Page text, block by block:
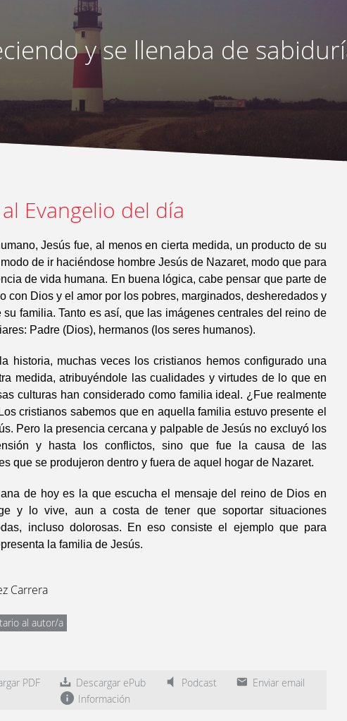
y se llenaba de
Evangelio del día
Jesús fue, al menos en cierta medida, un producto de su
de ir haciéndose hombre Jesús de Nazaret, modo que para
de vida humana. En buena lógica, cabe pensar que parte de
con Dios y el amor por los pobres, marginados, desheredados y
familia. Tanto es así, que las imágenes centrales del reino de
Padre (Dios), hermanos (los seres humanos).
muchas veces los cristianos hemos configurado una
medida, atribuyéndole las cualidades y virtudes de lo que en
culturas han considerado como familia ideal. ¿Fue realmente
cristianos sabemos que en aquella familia estuvo presente el
Pero la presencia cercana y palpable de Jesús no excluyó los
y hasta los conflictos, sino que fue la causa de las
que se produjeron dentro y fuera de aquel hogar de Nazaret.
hoy es la que escucha el mensaje del reino de Dios en
y lo vive, aun a costa de tener que soportar situaciones
incluso dolorosas. En eso consiste el ejemplo que para
la familia de Jesús.
Carrera
al autor/a
PDF Descargar ePub Podcast
Enviar email
Información